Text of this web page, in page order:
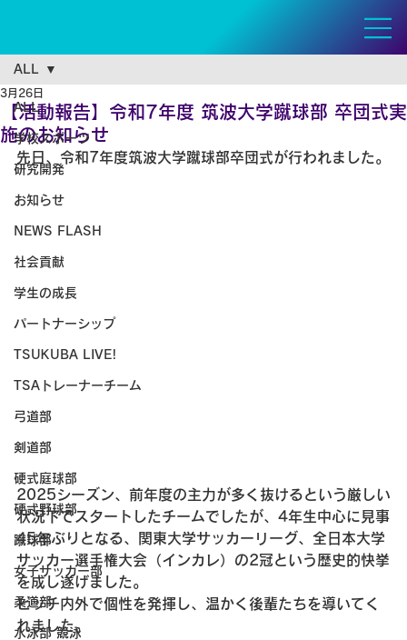
ALL
学校スポーツ
研究開発
お知らせ
NEWS FLASH
社会貢献
学生の成長
パートナーシップ
TSUKUBA LIVE!
TSAトレーナーチーム
弓道部
剣道部
硬式庭球部
硬式野球部
蹴球部
女子サッカー部
柔道部
水泳部 競泳
ALL
【活動報告】令和7年度 筑波大学蹴球部 卒団式実
施のお知らせ
3月26日
先日、令和7年度筑波大学蹴球部卒団式が行われました。
2025シーズン、前年度の主力が多く抜けるという厳しい
状況下でスタートしたチームでしたが、4年生中心に見事
45年ぶりとなる、関東大学サッカーリーグ、全日本大学
サッカー選手権大会（インカレ）の2冠という歴史的快挙
を成し遂げました。
ピッチ内外で個性を発揮し、温かく後輩たちを導いてく
れました。